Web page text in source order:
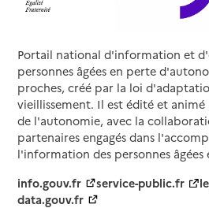
Portail national d'information et
personnes âgées en perte
proches, créé par la loi
vieillissement. Il est édité et
de l'autonomie, avec la
partenaires engagés dans
l'information des personnes âgées
info.gouv.fr
service-public.fr
data.gouv.fr